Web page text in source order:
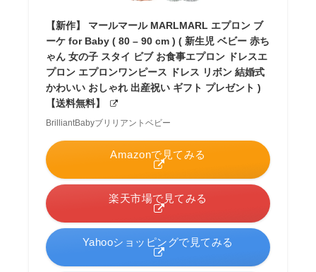
【新作】 マールマール MARLMARL エプロン ブ
ーケ for Baby ( 80 – 90 cm ) ( 新生児 ベビー 赤ち
ゃん 女の子 スタイ ビブ お食事エプロン ドレスエ
プロン エプロンワンピース ドレス リボン 結婚式
かわいい おしゃれ 出産祝い ギフト プレゼント )
【送料無料】
BrilliantBabyブリリアントベビー
Amazonで見てみる
楽天市場で見てみる
Yahooショッピングで見てみる